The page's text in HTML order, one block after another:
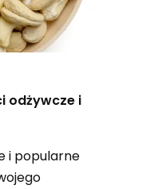
odżywcze i
i popularne